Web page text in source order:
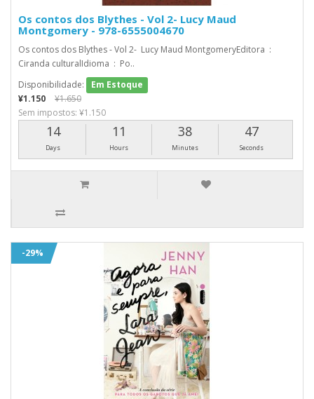
Os contos dos Blythes - Vol 2- Lucy Maud
Montgomery - 978-6555004670
Os contos dos Blythes - Vol 2- Lucy Maud MontgomeryEditora ‏ :
Ciranda culturalIdioma ‏ : ‎ Po..
Disponibilidade:
Em Estoque
¥1.150
¥1.650
Sem impostos: ¥1.150
14
Days
11
Hours
38
Minutes
46
Seconds
-29%